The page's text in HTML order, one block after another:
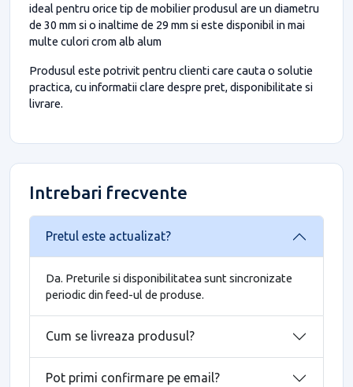
ideal pentru orice tip de mobilier produsul are un diametru
de 30 mm si o inaltime de 29 mm si este disponibil in mai
multe culori crom alb alum
Produsul este potrivit pentru clienti care cauta o solutie
practica, cu informatii clare despre pret, disponibilitate si
livrare.
Intrebari frecvente
Pretul este actualizat?
Da. Preturile si disponibilitatea sunt sincronizate
periodic din feed-ul de produse.
Cum se livreaza produsul?
Pot primi confirmare pe email?